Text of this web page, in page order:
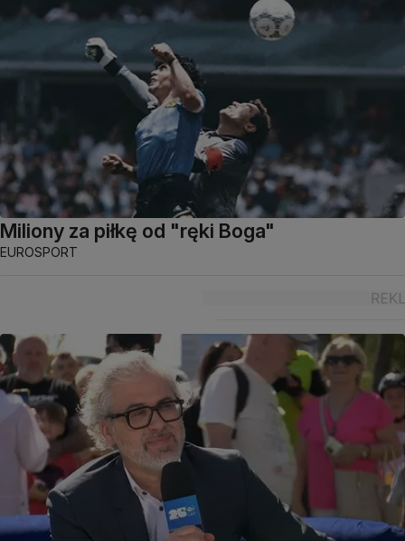
Miliony za piłkę od "ręki Boga"
EUROSPORT